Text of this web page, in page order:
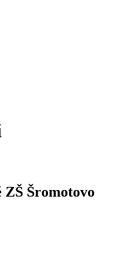
Šromotovo